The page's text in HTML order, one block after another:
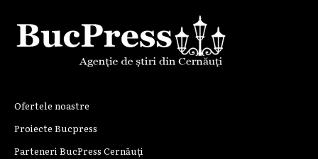
Ofertele noastre
Proiecte Bucpress
Parteneri BucPress Cernăuți